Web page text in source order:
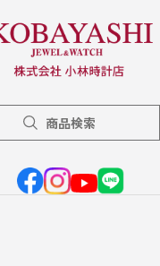
商品検索